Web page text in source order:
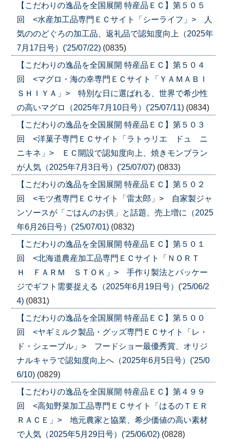
【こだわりの逸品を全国展開 特産品ＥＣ】第５０５
回 <水産加工品専門ＥＣサイト「シーライフ」> 人
気ののどぐろの加工品、返礼品で認知度向上（2025年
7月17日号）('25/07/22) (0835)
【こだわりの逸品を全国展開 特産品ＥＣ】第５０４
回 <マグロ・海の幸専門ＥＣサイト「ＹＡＭＡＢＩ
ＳＨＩＹＡ」> 特別な日に選ばれる、世界で希少性
の高いマグロ（2025年7月10日号）('25/07/11) (0834)
【こだわりの逸品を全国展開 特産品ＥＣ】第５０３
回 <洋菓子専門ＥＣサイト「ラトゥリエ ドュ ニ
ニキネ」> ＥＣ開設で認知度向上、焼きモンブラン
が人気（2025年7月3日号）('25/07/07) (0833)
【こだわりの逸品を全国展開 特産品ＥＣ】第５０２
回 <モツ煮専門ＥＣサイト「雷太郎」> 自家製ジャ
ンソースが「ごはんのお供」と話題、売上増に（2025
年6月26日号）('25/07/01) (0832)
【こだわりの逸品を全国展開 特産品ＥＣ】第５０１
回 <北海道農産加工品専門ＥＣサイト「ＮＯＲＴ
Ｈ ＦＡＲＭ ＳＴＯＫ」> 手作り製法とパッケー
ジでギフト需要捉える（2025年6月19日号）('25/06/2
4) (0831)
【こだわりの逸品を全国展開 特産品ＥＣ】第５００
回 <ヤギミルク製品・グッズ専門ＥＣサイト「レ・
ド・シェーブル」> フードショー最優秀賞、オリジ
ナルキャラで認知度向上へ（2025年6月5日号）('25/0
6/10) (0829)
【こだわりの逸品を全国展開 特産品ＥＣ】第４９９
回 <高知野菜加工品専門ＥＣサイト「はるのＴＥＲ
ＲＡＣＥ」> 地元農家と協業、希少価値の高い素材
で人気（2025年5月29日号）('25/06/02) (0828)